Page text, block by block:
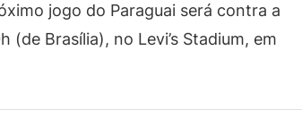
jogo do Paraguai será contra a
Brasília), no Levi’s Stadium, em